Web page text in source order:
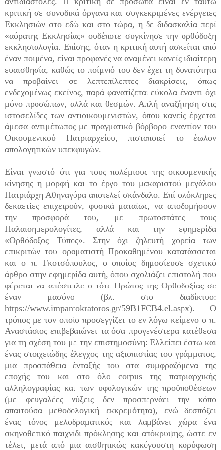
κριτική σε συνοδικά όργανα και συγκεκριμένες ενέργειες
Εκκλησιών στο εδώ και στο τώρα, η δε διδασκαλία περί
«αόρατης Εκκλησίας» ουδέποτε συγκίνησε την ορθόδοξη
εκκλησιολογία. Επίσης, όταν η κριτική αυτή ασκείται από
έναν ποιμένα, είναι προφανές να αναμένει κανείς ιδιαίτερη
ευαισθησία, καθώς το ποίμνιό του δεν έχει τη δυνατότητα
να προβαίνει σε λεπτεπίλεπτες διακρίσεις, όπως
ενδεχομένως εκείνος, παρά φανατίζεται εύκολα έναντι όχι
μόνο προσώπων, αλλά και θεσμών. Απλή αναζήτηση στις
ιστοσελίδες των αντιοικουμενιστών, όπου κανείς έρχεται
άμεσα αντιμέτωπος με πραγματικό βόρβορο εναντίον του
Οικουμενικού Πατριαρχείου, πιστοποιεί το έωλον
απολογητικών υπεκφυγών.
Είναι γνωστό ότι για τους πολέμιους της οικουμενικής
κίνησης η μορφή και το έργο του μακαριστού μεγάλου
Πατριάρχη Αθηναγόρα αποτελεί σκάνδαλο. Επί ολόκληρες
δεκαετίες επιχειρούν, φυσικά ματαίως, να αποδομήσουν
την προσφορά του, με πρωτοστάτες τους
Παλαιοημερολογίτες, αλλά και την εφημερίδα
«Ορθόδοξος Τύπος». Στην όχι ζηλευτή χορεία των
επικριτών του οραματιστή Προκαθημένου κατατάσσεται
και ο π. Γκοτσόπουλος, ο οποίος δημοσίευσε σχετικό
άρθρο στην εφημερίδα αυτή, όπου σχολιάζει επιστολή που
φέρεται να απέστειλε ο τότε Πρώτος της Ορθοδοξίας σε
έναν μασόνο (βλ. στο διαδίκτυο:
https://www.impantokratoros.gr/59B1FCB4.el.aspx). Ο
τρόπος με τον οποίο προσεγγίζει το εν λόγω κείμενο ο π.
Αναστάσιος επιβεβαιώνει τα όσα προγενέστερα κατέθεσα
για τη σχέση του με την επιστημοσύνη: Ελλείπει έστω και
ένας στοιχειώδης έλεγχος της αξιοπιστίας του γράμματος,
μια προσπάθεια ένταξής του στα συμφραζόμενα της
εποχής του και στο όλο corpus της πατριαρχικής
αλληλογραφίας και των υφολογικών της προϋποθέσεων
(με φευγαλέες νύξεις δεν προσπερνάει την κόπο
απαιτούσα μεθοδολογική εκκρεμότητα), ενώ δεσπόζει
ένας τόνος μελοδραματικός και λαμβάνει χώρα ένα
σκηνοθετικό παιχνίδι πρόκλησης και απόκρυψης, ώστε εν
τέλει, μετά από μια αισθητικώς κακόγουστη κορύφωση